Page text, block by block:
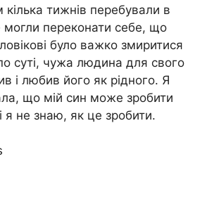
кілька тижнів перебували в
могли переконати себе, що
було важко змиритися
суті, чужа людина для свого
і любив його як рідного. Я
що мій син може зробити
я не знаю, як це зробити.